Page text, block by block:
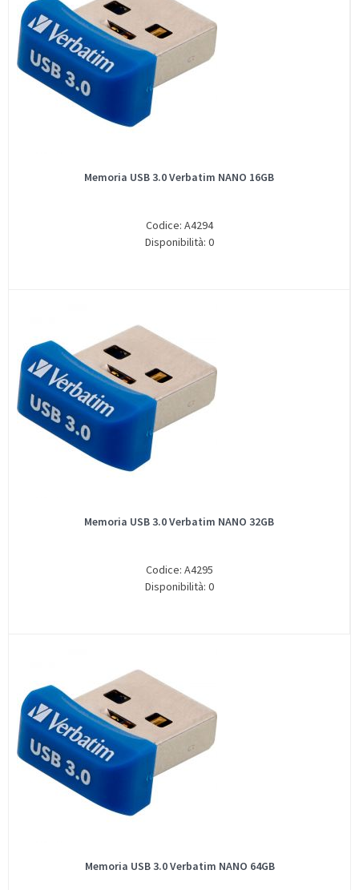
Memoria USB 3.0 Verbatim NANO 16GB
Codice: A4294
Disponibilità: 0
Memoria USB 3.0 Verbatim NANO 32GB
Codice: A4295
Disponibilità: 0
Memoria USB 3.0 Verbatim NANO 64GB